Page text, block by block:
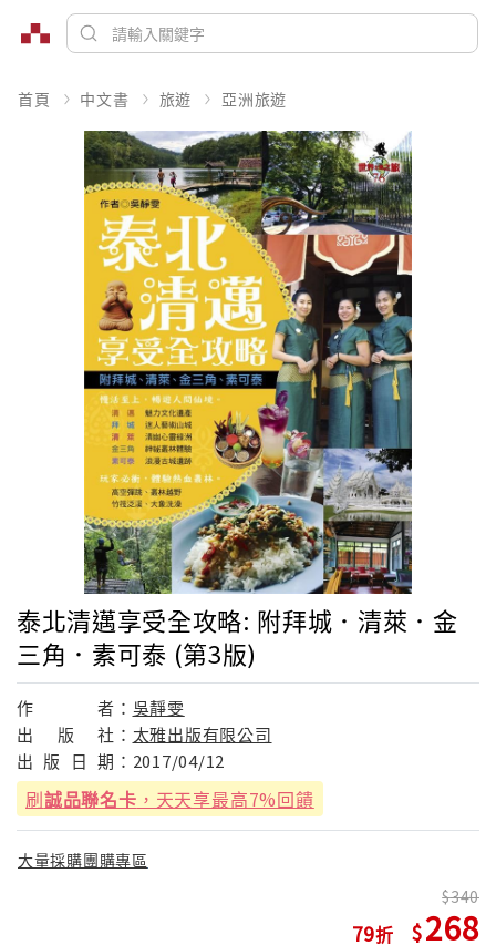
首頁 中文書 旅遊 亞洲旅遊
泰北清邁享受全攻略: 附拜城．清萊．金
三角．素可泰 (第3版)
作 者： 吳靜雯
出
版 社： 太雅出版有限公司
出 版 日 期： 2017/04/12
刷誠品聯名卡 ，天天享最高7%回饋
大量採購團購專區
79
340
268